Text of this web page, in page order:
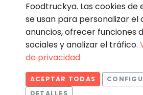
© Foodtruckya
Condiciones de contratación
Foodtruckya. Las cookies de
se usan para personalizar el
anuncios, ofrecer funciones
sociales y analizar el tráfico.
de privacidad
ACEPTAR TODAS
DETALLES